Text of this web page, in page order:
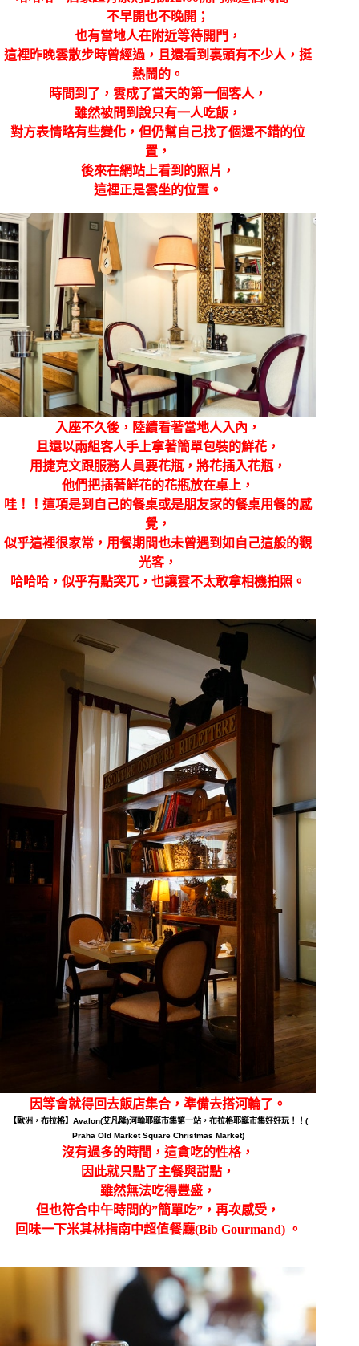
不早開也不晚開；
也有當地人在附近等待開門，
這裡昨晚雲散步時曾經過，且還看到裏頭有不少人，挺
熱鬧的。
時間到了，雲成了當天的第一個客人，
雖然被問到說只有一人吃飯，
對方表情略有些變化，但仍幫自己找了個還不錯的位
置，
後來在網站上看到的照片，
這裡正是雲坐的位置。
入座不久後，陸續看著當地人入內，
且還以兩組客人手上拿著簡單包裝的鮮花，
用捷克文跟服務人員要花瓶，將花插入花瓶，
他們把插著鮮花的花瓶放在桌上，
哇！！這項是到自己的餐桌或是朋友家的餐桌用餐的感
覺，
似乎這裡很家常，用餐期間也未曾遇到如自己這般的觀
光客，
哈哈哈，似乎有點突兀，也讓雲不太敢拿相機拍照。
因等會就得回去飯店集合，準備去搭河輪了。
【歐洲，布拉格】Avalon(艾凡隆)河輪耶誕市集第一站，布拉格耶誕市集好好玩！！(
Praha Old Market Square Christmas Market)
沒有過多的時間，這貪吃的性格，
因此就只點了主餐與甜點，
雖然無法吃得豐盛，
但也符合中午時間的”簡單吃”，再次感受，
回味一下米其林指南中超值餐廳(Bib Gourmand) 。